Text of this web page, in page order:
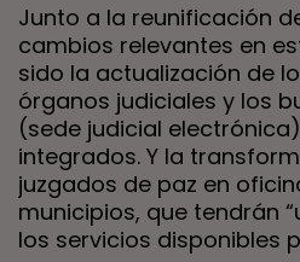
Junto a la reunificación
cambios relevantes en
sido la actualización de
órganos judiciales y los
(sede judicial
integrados. Y la
juzgados de paz en
municipios, que tendrán
los servicios disponibles